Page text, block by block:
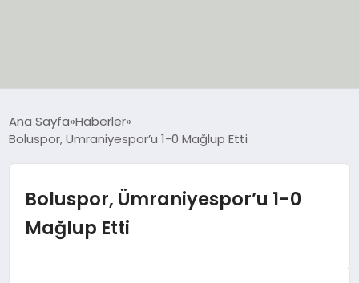
EKONOMİ
GÜNCEL
SIYASET
Ana Sayfa Haberler
Boluspor, Ümraniyespor’u 1-0 Mağlup Etti
Boluspor, Ümraniyespor’u 1-0
Mağlup Etti